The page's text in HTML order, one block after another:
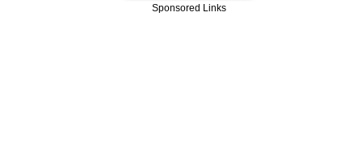
Sponsored Links